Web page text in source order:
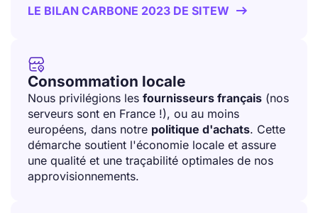
LE BILAN CARBONE 2023 DE SITEW


Consommation locale
Nous privilégions les fournisseurs français (nos
serveurs sont en France !), ou au moins
européens, dans notre politique d'achats. Cette
démarche soutient l'économie locale et assure
une qualité et une traçabilité optimales de nos
approvisionnements.